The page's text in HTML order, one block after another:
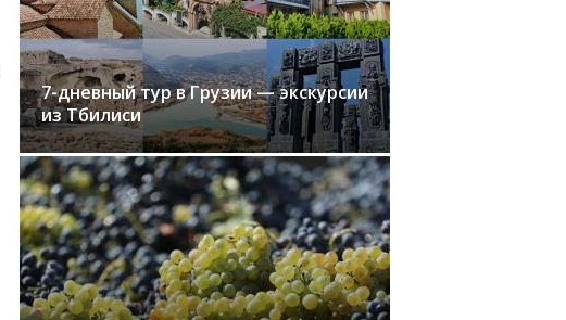
7-дневный тур в Грузии — экскурсии
из Тбилиси